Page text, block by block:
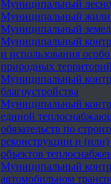
Муниципальный
Муниципальный
Муниципальный
Муниципальный
и использования
природных территорий
Муниципальный
благоустройства
Муниципальный
единой
обязательств по
реконструкции и
объектов
Муниципальный
автомобильном